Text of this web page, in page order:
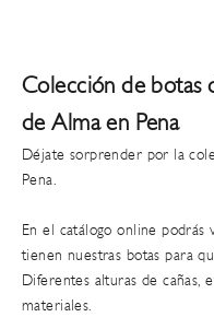
Colección de botas
de Alma en Pena
Déjate sorprender por la
Pena.
En el catálogo online podrás
tienen nuestras botas para
Diferentes alturas de cañas,
materiales.